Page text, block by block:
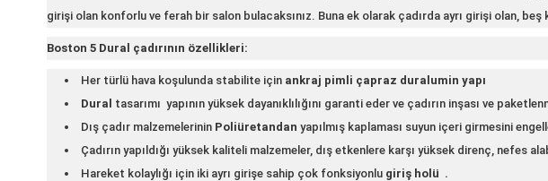
girişi olan konforlu ve ferah bir salon bulacaksınız. Buna ek olarak çadırda ayrı girişi olan,
Boston 5 Dural çadırının özellikleri:
Her türlü hava koşulunda stabilite için ankraj pimli çapraz duralumin yapı
Dural tasarımı yapının yüksek dayanıklılığını garanti eder ve çadırın inşası ve
Dış çadır malzemelerinin Poliüretandan yapılmış kaplaması suyun içeri girmesini
Çadırın yapıldığı yüksek kaliteli malzemeler, dış etkenlere karşı yüksek direnç, nefes
Hareket kolaylığı için iki ayrı girişe sahip çok fonksiyonlu giriş holü .